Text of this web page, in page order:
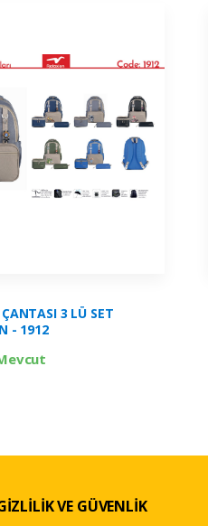
3 LÜ SET
- 1912
VE GÜVENLİK